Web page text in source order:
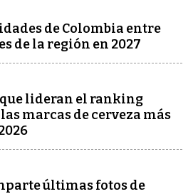
de Colombia entre
de la región en 2027
lideran el ranking
marcas de cerveza más
últimas fotos de